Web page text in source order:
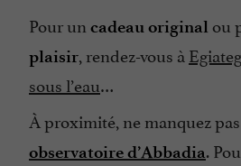
Pour un cadeau original ou
plaisir, rendez-vous à
sous l’eau…
À proximité, ne manquez
observatoire d’Abbadia.